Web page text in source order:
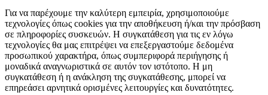
Για να παρέχουμε την καλύτερη εμπειρία, χρησιμοποιούμε
τεχνολογίες όπως cookies για την αποθήκευση ή/και την πρόσβαση
σε πληροφορίες συσκευών. Η συγκατάθεση για τις εν λόγω
τεχνολογίες θα μας επιτρέψει να επεξεργαστούμε δεδομένα
προσωπικού χαρακτήρα, όπως συμπεριφορά περιήγησης ή
μοναδικά αναγνωριστικά σε αυτόν τον ιστότοπο. Η μη
συγκατάθεση ή η ανάκληση της συγκατάθεσης, μπορεί να
επηρεάσει αρνητικά ορισμένες λειτουργίες και δυνατότητες.